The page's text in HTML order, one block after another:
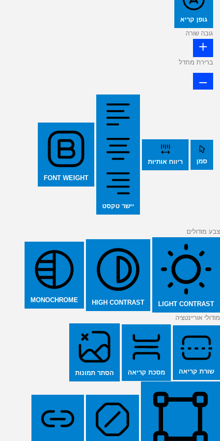
גופן קריא
גובה שורה
ברירת מחדל
סמן ריווח אותיות
יישר טקסט
FONT WEIGHT
צבע מודולים
LIGHT CONTRAST
HIGH CONTRAST
MONOCHROME
מודולי אוריינטציה
שורת קריאה מסכת קריאה הסתר תמונות